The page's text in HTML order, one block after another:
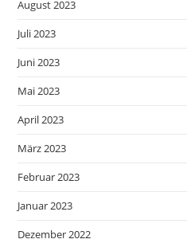
August 2023
Juli 2023
Juni 2023
Mai 2023
April 2023
März 2023
Februar 2023
Januar 2023
Dezember 2022